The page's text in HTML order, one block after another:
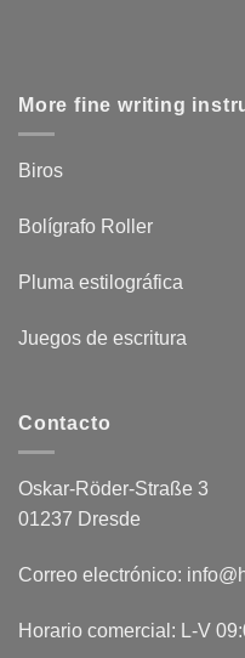
More fine writing
Biros
Bolígrafo Roller
Pluma estilográfica
Juegos de escritura
Contacto
Oskar-Röder-Straße 3
01237 Dresde
Correo electrónico:
Horario comercial: L-V